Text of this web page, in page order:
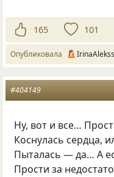
165 101
Опубликовала
#404149
Ну, вот и все…
Коснулась сердца,
Пыталась — да… А
Прости за